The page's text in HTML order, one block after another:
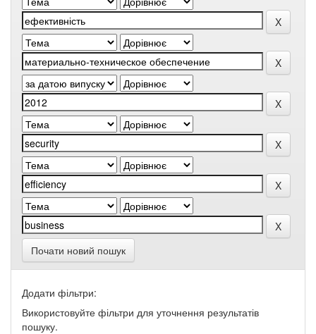
Почати новий пошук
Додати фільтри:
Використовуйте фільтри для уточнення результатів
пошуку.